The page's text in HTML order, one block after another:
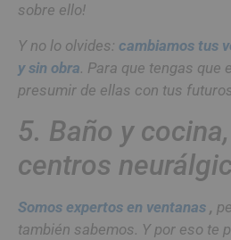
sobre ello!
Y no lo olvides: cambiamos tus
y sin obra. Para que tengas que
presumir de ellas con tus
5. Baño y
centros
Somos expertos en ventanas ,
también sabemos. Y por eso te